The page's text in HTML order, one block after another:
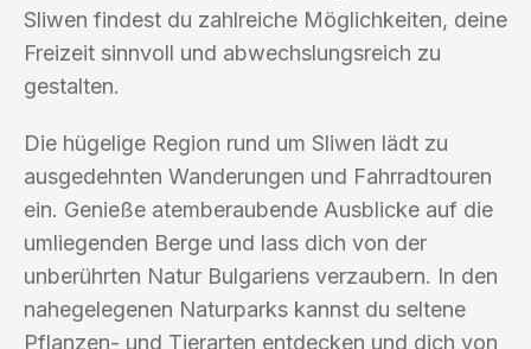
Sliwen findest du zahlreiche Möglichkeiten, deine
Freizeit sinnvoll und abwechslungsreich zu
gestalten.
Die hügelige Region rund um Sliwen lädt zu
ausgedehnten Wanderungen und Fahrradtouren
ein. Genieße atemberaubende Ausblicke auf die
umliegenden Berge und lass dich von der
unberührten Natur Bulgariens verzaubern. In den
nahegelegenen Naturparks kannst du seltene
Pflanzen- und Tierarten entdecken und dich von